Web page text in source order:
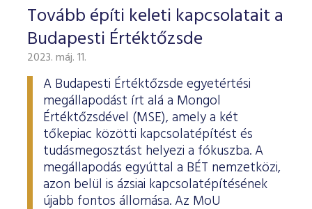
ESG Útmutató
Tovább építi keleti kapcsolatait a
Budapesti Értéktőzsde
2023. máj. 11.
A Budapesti Értéktőzsde egyetértési
megállapodást írt alá a Mongol
Értéktőzsdével (MSE), amely a két
tőkepiac közötti kapcsolatépítést és
tudásmegosztást helyezi a fókuszba. A
megállapodás egyúttal a BÉT nemzetközi,
azon belül is ázsiai kapcsolatépítésének
újabb fontos állomása. Az MoU